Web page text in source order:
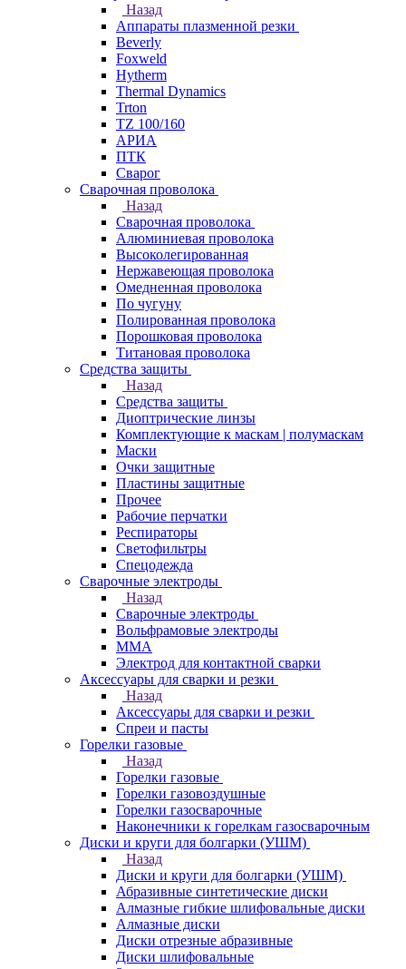
Назад
Аппараты плазменной резки
Beverly
Foxweld
Hytherm
Thermal Dynamics
Trton
TZ 100/160
АРИА
ПТК
Сварог
Сварочная проволока
Назад
Сварочная проволока
Алюминиевая проволока
Высоколегированная
Нержавеющая проволока
Омедненная проволока
По чугуну
Полированная проволока
Порошковая проволока
Титановая проволока
Средства защиты
Назад
Средства защиты
Диоптрические линзы
Комплектующие к маскам | полумаскам
Маски
Очки защитные
Пластины защитные
Прочее
Рабочие перчатки
Респираторы
Светофильтры
Спецодежда
Сварочные электроды
Назад
Сварочные электроды
Вольфрамовые электроды
ММА
Электрод для контактной сварки
Аксессуары для сварки и резки
Назад
Аксессуары для сварки и резки
Спреи и пасты
Горелки газовые
Назад
Горелки газовые
Горелки газовоздушные
Горелки газосварочные
Наконечники к горелкам газосварочным
Диски и круги для болгарки (УШМ)
Назад
Диски и круги для болгарки (УШМ)
Абразивные синтетические диски
Алмазные гибкие шлифовальные диски
Алмазные диски
Диски отрезные абразивные
Диски шлифовальные